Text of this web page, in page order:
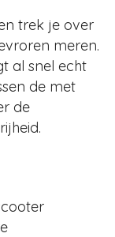
trek je over
meren.
al snel echt
de met
de